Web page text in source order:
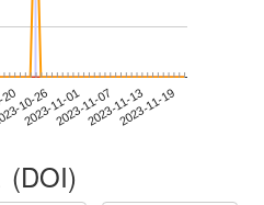
10-26
2023-11-012023-11-072023-11-132023-11-19
(DOI)